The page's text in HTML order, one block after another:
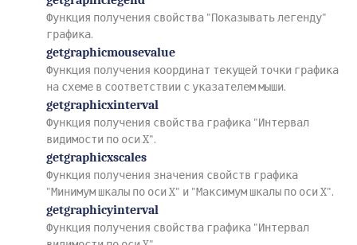
Функция получения свойства "Показывать легенду"
графика.
getgraphicmousevalue
Функция получения координат текущей точки графика
на схеме в соответствии с указателем мыши.
getgraphicxinterval
Функция получения свойства графика "Интервал
видимости по оси X".
getgraphicxscales
Функция получения значения свойств графика
"Минимум шкалы по оси X" и "Максимум шкалы по оси X".
getgraphicyinterval
Функция получения свойства графика "Интервал